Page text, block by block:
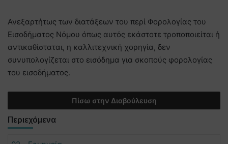
Ανεξαρτήτως των διατάξεων του περί Φορολογίας του
Εισοδήματος Νόμου όπως αυτός εκάστοτε τροποποιείται ή
αντικαθίσταται, η καλλιτεχνική χορηγία, δεν
συνυπολογίζεται στο εισόδημα για σκοπούς φορολογίας
του εισοδήματος.
Πίσω στην Διαβούλευση
Περιεχόμενα